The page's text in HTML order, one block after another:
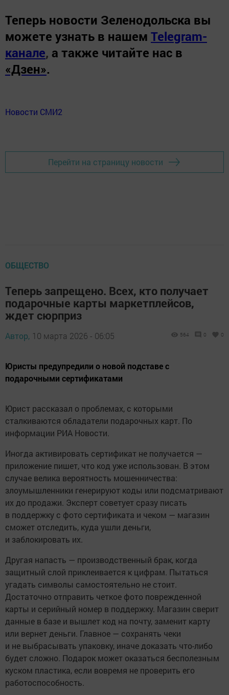
Теперь новости Зеленодольска вы
можете узнать в нашем Telegram-
канале, а также читайте нас в
«Дзен».
Новости СМИ2
Перейти на страницу новости
ОБЩЕСТВО
Теперь запрещено. Всех, кто получает
подарочные карты маркетплейсов,
ждет сюрприз
Автор, 10 марта 2026 - 06:05 564 0 0
Юристы предупредили о новой подставе с
подарочными сертификатами
Юрист рассказал о проблемах, с которыми
сталкиваются обладатели подарочных карт. По
информации РИА Новости.
Иногда активировать сертификат не получается —
приложение пишет, что код уже использован. В этом
случае велика вероятность мошенничества:
злоумышленники генерируют коды или подсматривают
их до продажи. Эксперт советует сразу писать
в поддержку с фото сертификата и чеком — магазин
сможет отследить, куда ушли деньги,
и заблокировать их.
Другая напасть — производственный брак, когда
защитный слой приклеивается к цифрам. Пытаться
угадать символы самостоятельно не стоит.
Достаточно отправить четкое фото поврежденной
карты и серийный номер в поддержку. Магазин сверит
данные в базе и вышлет код на почту, заменит карту
или вернет деньги. Главное — сохранять чеки
и не выбрасывать упаковку, иначе доказать что-либо
будет сложно. Подарок может оказаться бесполезным
куском пластика, если вовремя не проверить его
работоспособность.